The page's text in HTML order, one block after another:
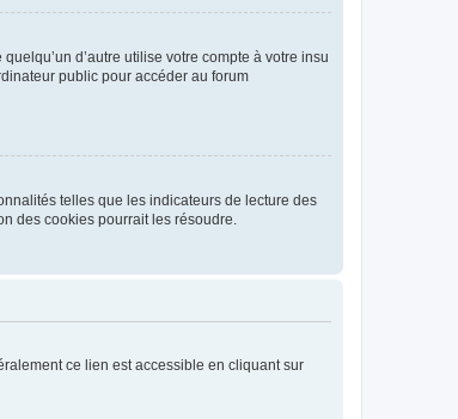
d’autre utilise votre compte à votre insu
public pour accéder au forum
telles que les indicateurs de lecture des
des cookies pourrait les résoudre.
ce lien est accessible en cliquant sur